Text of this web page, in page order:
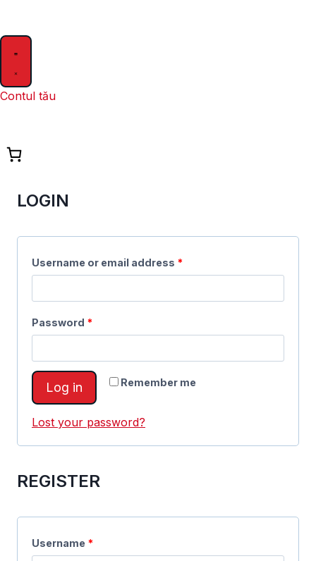
Contul tău
LOGIN
Username or email address *
Password *
Remember me
Log in
Lost your password?
REGISTER
Username *